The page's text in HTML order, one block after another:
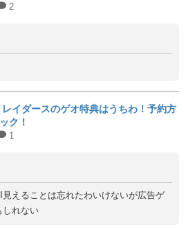
2
イダースのゲオ特典はうちわ！予約方
ク！
1
えることは忘れたわいけないが広告ゲ
しれない